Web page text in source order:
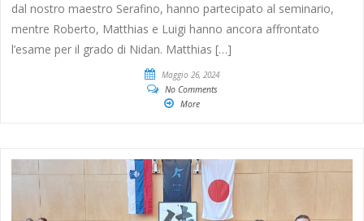
dal nostro maestro Serafino, hanno partecipato al seminario,
mentre Roberto, Matthias e Luigi hanno ancora affrontato
l’esame per il grado di Nidan. Matthias […]
Maggio 26, 2024
No Comments
More